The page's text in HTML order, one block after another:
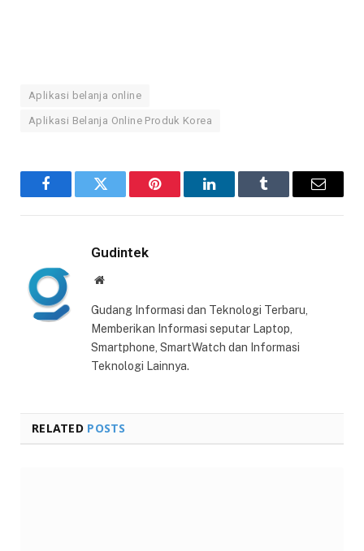
Aplikasi belanja online
Aplikasi Belanja Online Produk Korea
FacebookTwitter Pinterest LinkedInTumblr Email
Gudintek
Website
Gudang Informasi dan Teknologi Terbaru,
Memberikan Informasi seputar Laptop,
Smartphone, SmartWatch dan Informasi
Teknologi Lainnya.
RELATED POSTS